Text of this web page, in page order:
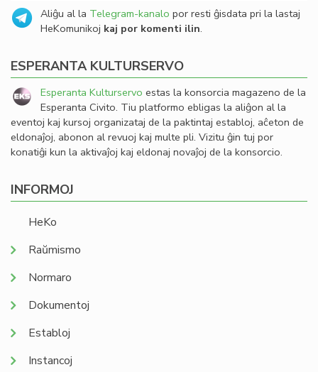
Aliĝu al la Telegram-kanalo por resti ĝisdata pri la lastaj
HeKomunikoj kaj por komenti ilin.
ESPERANTA KULTURSERVO
Esperanta Kulturservo estas la konsorcia magazeno de la
Esperanta Civito. Tiu platformo ebligas la aliĝon al la
eventoj kaj kursoj organizataj de la paktintaj establoj, aĉeton de
eldonaĵoj, abonon al revuoj kaj multe pli. Vizitu ĝin tuj por
konatiĝi kun la aktivaĵoj kaj eldonaj novaĵoj de la konsorcio.
INFORMOJ
HeKo
Raŭmismo
Normaro
Dokumentoj
Establoj
Instancoj